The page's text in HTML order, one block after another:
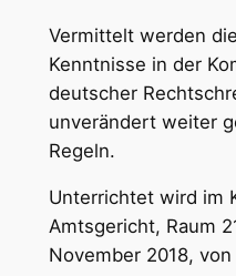
Vermittelt werden
Kenntnisse in der
deutscher
unverändert weiter
Regeln.
Unterrichtet wird im
Amtsgericht, Raum
November 2018,